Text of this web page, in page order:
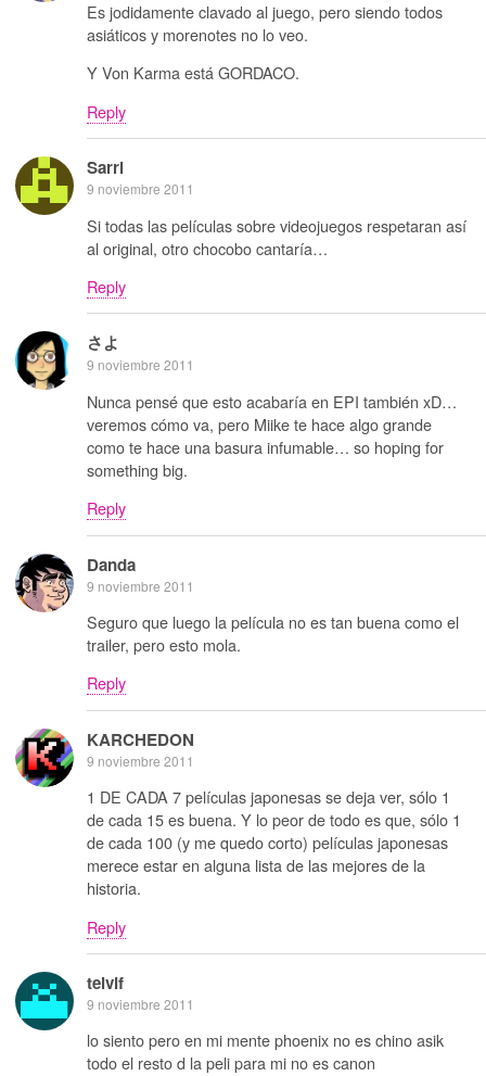
Es jodidamente clavado al juego, pero siendo todos
asiáticos y morenotes no lo veo.
Y Von Karma está GORDACO.
Reply
Sarri
9 noviembre 2011
Si todas las películas sobre videojuegos respetaran así
al original, otro chocobo cantaría…
Reply
さよ
9 noviembre 2011
Nunca pensé que esto acabaría en EPI también xD…
veremos cómo va, pero Miike te hace algo grande
como te hace una basura infumable… so hoping for
something big.
Reply
Danda
9 noviembre 2011
Seguro que luego la película no es tan buena como el
trailer, pero esto mola.
Reply
KARCHEDON
9 noviembre 2011
1 DE CADA 7 películas japonesas se deja ver, sólo 1
de cada 15 es buena. Y lo peor de todo es que, sólo 1
de cada 100 (y me quedo corto) películas japonesas
merece estar en alguna lista de las mejores de la
historia.
Reply
telvif
9 noviembre 2011
lo siento pero en mi mente phoenix no es chino asik
todo el resto d la peli para mi no es canon